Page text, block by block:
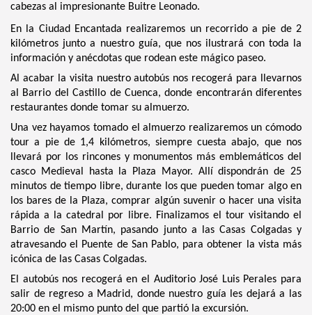
cabezas al impresionante Buitre Leonado.
En la Ciudad Encantada realizaremos un recorrido a pie de 2
kilómetros junto a nuestro guía, que nos ilustrará con toda la
información y anécdotas que rodean este mágico paseo.
Al acabar la visita nuestro autobús nos recogerá para llevarnos
al Barrio del Castillo de Cuenca, donde encontrarán diferentes
restaurantes donde tomar su almuerzo.
Una vez hayamos tomado el almuerzo realizaremos un cómodo
tour a pie de 1,4 kilómetros, siempre cuesta abajo, que nos
llevará por los rincones y monumentos más emblemáticos del
casco Medieval hasta la Plaza Mayor. Allí dispondrán de 25
minutos de tiempo libre, durante los que pueden tomar algo en
los bares de la Plaza, comprar algún suvenir o hacer una visita
rápida a la catedral por libre. Finalizamos el tour visitando el
Barrio de San Martín, pasando junto a las Casas Colgadas y
atravesando el Puente de San Pablo, para obtener la vista más
icónica de las Casas Colgadas.
El autobús nos recogerá en el Auditorio José Luis Perales para
salir de regreso a Madrid, donde nuestro guía les dejará a las
20:00 en el mismo punto del que partió la excursión.